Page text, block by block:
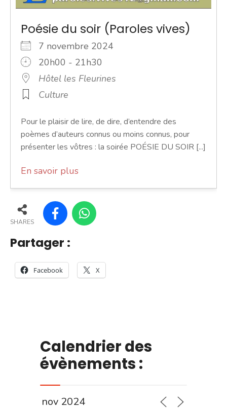
Poésie du soir (Paroles vives)
7 novembre 2024
20h00 - 21h30
Hôtel les Fleurines
Culture
Pour le plaisir de lire, de dire, d’entendre des
poèmes d’auteurs connus ou moins connus, pour
présenter les vôtres : la soirée POÉSIE DU SOIR [...]
En savoir plus
SHARES
Partager :
Facebook X
Calendrier des
évènements :